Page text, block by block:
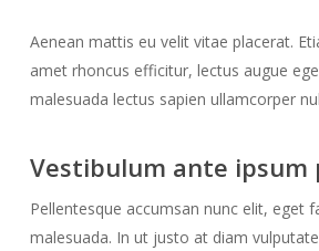
Aenean mattis eu velit vitae placerat.
amet rhoncus efficitur, lectus augue
malesuada lectus sapien ullamcorper
Vestibulum ante ipsum
Pellentesque accumsan nunc elit, eget
malesuada. In ut justo at diam